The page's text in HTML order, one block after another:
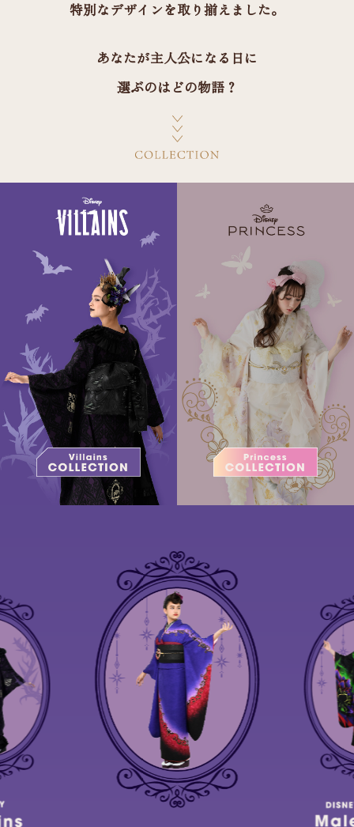
特別なデザインを取り揃えました。
あなたが主人公になる日に
選ぶのはどの物語？